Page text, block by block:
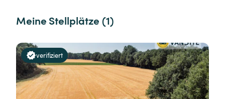
Meine Stellplätze (1)
verifiziert